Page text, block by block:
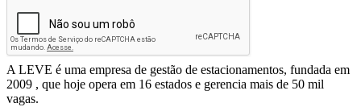
Leve Mobilidade – Gestão de Estacionamentos
A LEVE é uma empresa de gestão de estacionamentos, fundada em
2009 , que hoje opera em 16 estados e gerencia mais de 50 mil
vagas.